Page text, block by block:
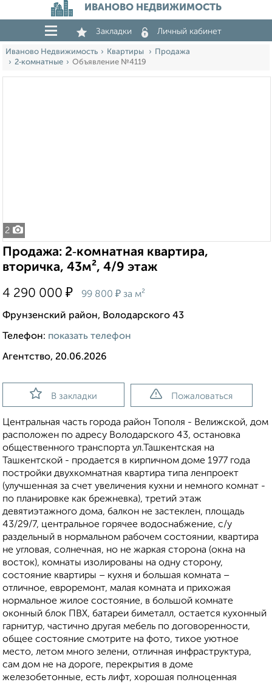
ИВАНОВО НЕДВИЖИМОСТЬ
Закладки Личный кабинет
Иваново Недвижимость Квартиры
Продажа
2‑комнатные
Объявление №4119
2
Продажа: 2‑комнатная квартира,
вторичка, 43м², 4/9 этаж
4 290 000 ₽ 99 800 ₽ за м²
Фрунзенский район, Володарского 43
Телефон: показать телефон
Агентство, 20.06.2026
В закладки Пожаловаться
Центральная часть города район Тополя - Велижской, дом
расположен по адресу Володарского 43, остановка
общественного транспорта ул.Ташкентская на
Ташкентской - продается в кирпичном доме 1977 года
постройки двухкомнатная квартира типа ленпроект
(улучшенная за счет увеличения кухни и немного комнат -
по планировке как брежневка), третий этаж
девятиэтажного дома, балкон не застеклен, площадь
43/29/7, центральное горячее водоснабжение, с/у
раздельный в нормальном рабочем состоянии, квартира
не угловая, солнечная, но не жаркая сторона (окна на
восток), комнаты изолированы на одну сторону,
состояние квартиры – кухня и большая комната –
отличное, евроремонт, малая комната и прихожая
нормальное жилое состояние, в большой комнате
оконный блок ПВХ, батареи биметалл, остается кухонный
гарнитур, частично другая мебель по договоренности,
общее состояние смотрите на фото, тихое уютное
место, летом много зелени, отличная инфраструктура,
сам дом не на дороге, перекрытия в доме
железобетонные, есть лифт, хорошая полноценная